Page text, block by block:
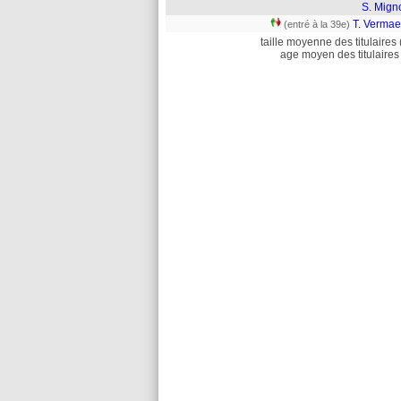
S.
(entré à la 39e) T.
taille moyenne des titulaires
age moyen des titulaires